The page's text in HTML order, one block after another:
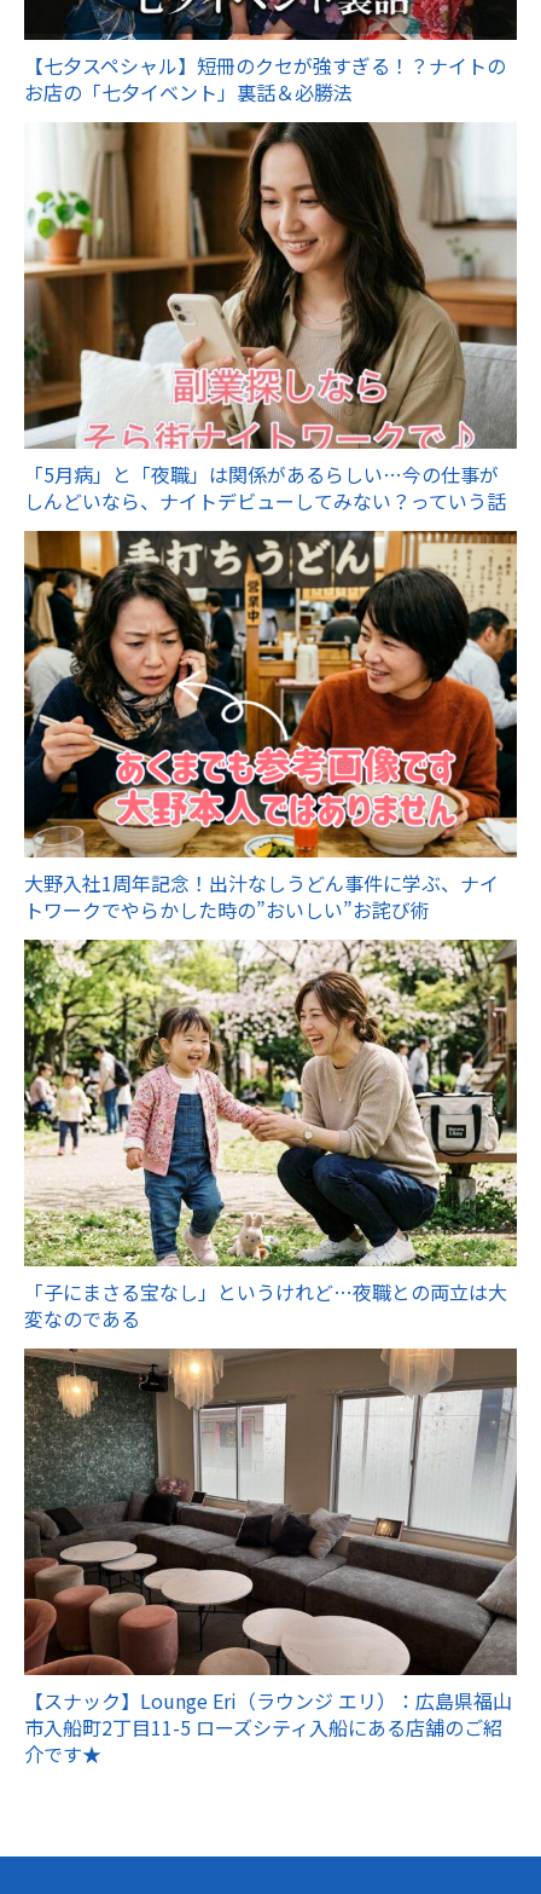
【七夕スペシャル】短冊のクセが強すぎる！？ナイトの
お店の「七夕イベント」裏話＆必勝法
「5月病」と「夜職」は関係があるらしい…今の仕事が
しんどいなら、ナイトデビューしてみない？っていう話
大野入社1周年記念！出汁なしうどん事件に学ぶ、ナイ
トワークでやらかした時の”おいしい”お詫び術
「子にまさる宝なし」というけれど…夜職との両立は大
変なのである
【スナック】Lounge Eri（ラウンジ エリ）：広島県福山
市入船町2丁目11-5 ローズシティ入船にある店舗のご紹
介です★